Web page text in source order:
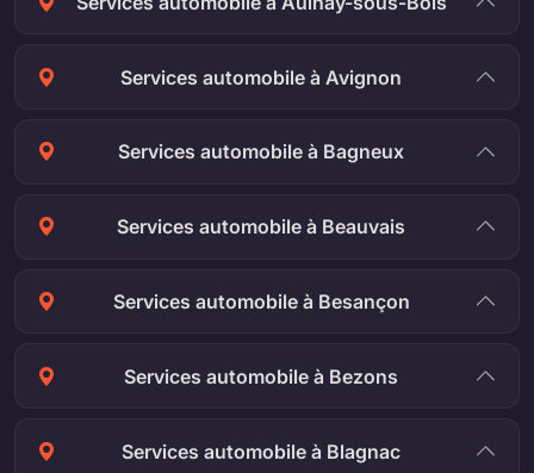
Services automobile à Avignon
Services automobile à Bagneux
Services automobile à Beauvais
Services automobile à Besançon
Services automobile à Bezons
Services automobile à Blagnac